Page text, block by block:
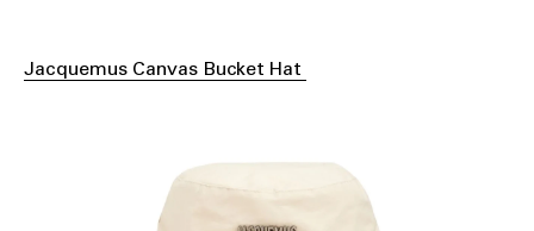
Jacquemus Canvas Bucket Hat